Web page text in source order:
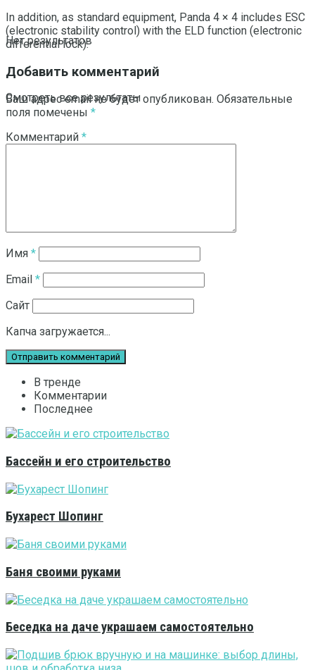
Нет результатов
Смотреть все результаты
In addition, as standard equipment, Panda 4 × 4 includes ESC
(electronic stability control) with the ELD function (electronic
differential lock).
Добавить комментарий
Ваш адрес email не будет опубликован. Обязательные
поля помечены *
Комментарий *
Имя *
Email *
Сайт
Капча загружается...
В тренде
Комментарии
Последнее
Бассейн и его строительство
Бухарест Шопинг
Баня своими руками
Беседка на даче украшаем самостоятельно